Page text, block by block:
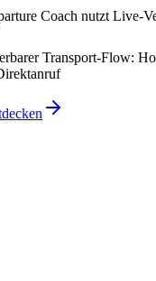
Coach nutzt Live-
Transport-Flow: